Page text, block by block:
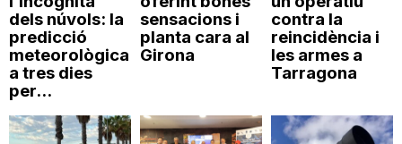
dels núvols: la
predicció
meteorològica
a tres dies
per...
sensacions i
planta cara al
Girona
contra la
reincidència i
les armes a
Tarragona